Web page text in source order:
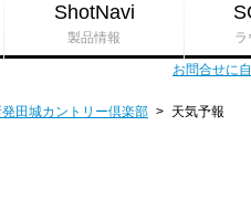
ShotNavi
製品情報 ラ
お問合せに
田城カントリー倶楽部 > 天気予報